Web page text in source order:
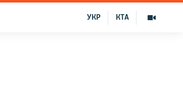
КТА
УКР